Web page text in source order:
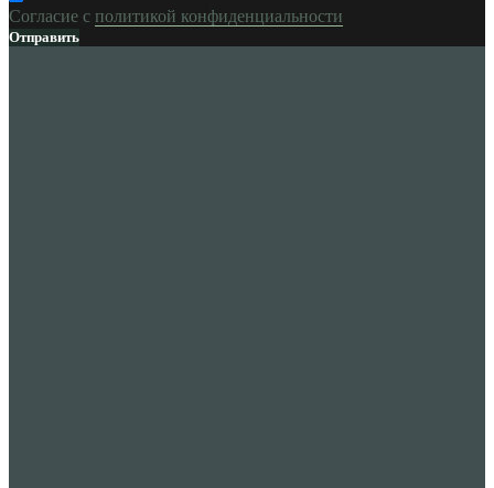
Согласие с политикой конфиденциальности
Отправить